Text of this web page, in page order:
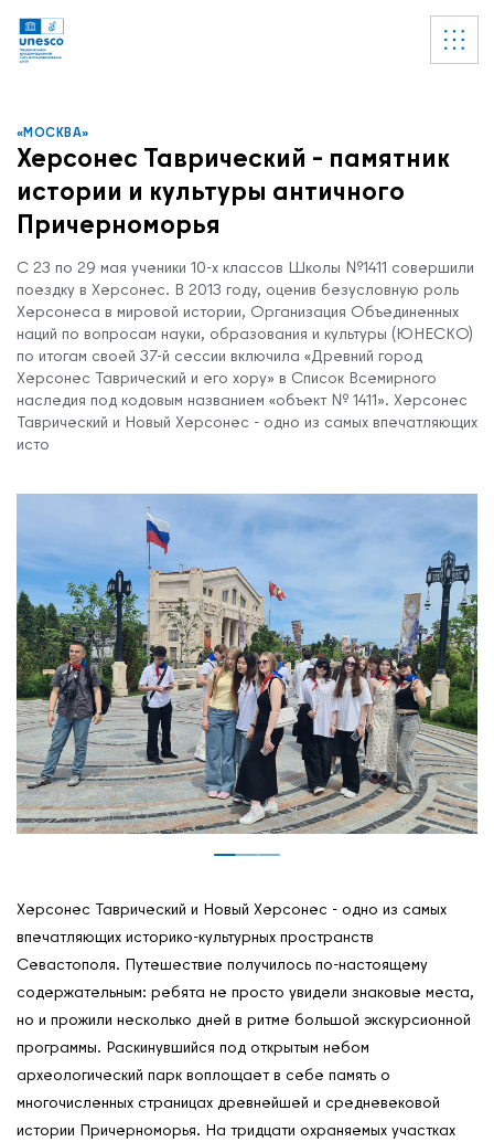
«МОСКВА»
Херсонес Таврический – памятник
истории и культуры античного
Причерноморья
С 23 по 29 мая ученики 10-х классов Школы №1411 совершили
поездку в Херсонес. В 2013 году, оценив безусловную роль
Херсонеса в мировой истории, Организация Объединенных
наций по вопросам науки, образования и культуры (ЮНЕСКО)
по итогам своей 37-й сессии включила «Древний город
Херсонес Таврический и его хору» в Список Всемирного
наследия под кодовым названием «объект № 1411». Херсонес
Таврический и Новый Херсонес - одно из самых впечатляющих
исто
Херсонес Таврический и Новый Херсонес - одно из самых
впечатляющих историко-культурных пространств
Севастополя. Путешествие получилось по-настоящему
содержательным: ребята не просто увидели знаковые места,
но и прожили несколько дней в ритме большой экскурсионной
программы. Раскинувшийся под открытым небом
археологический парк воплощает в себе память о
многочисленных страницах древнейшей и средневековой
истории Причерноморья. На тридцати охраняемых участках
Ссылки
УВЕДОМЛЕНИЕ
Список пуст